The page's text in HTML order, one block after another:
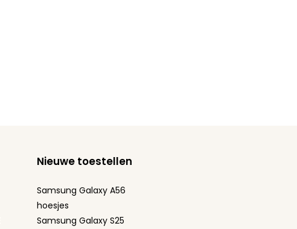
Nieuwe toestellen
Samsung Galaxy A56
hoesjes
Samsung Galaxy S25